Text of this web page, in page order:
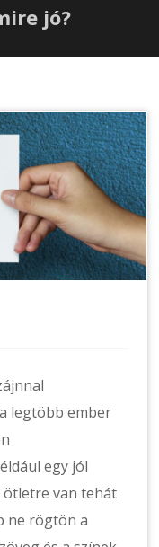
jó?
legtöbb ember
egy jól
ötletre van tehát
ne rögtön a